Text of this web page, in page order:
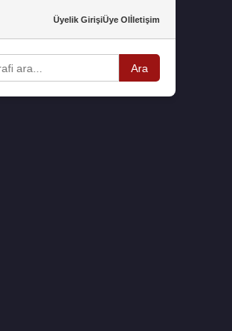
Üyelik GirişiÜye Olİletişim
Ara